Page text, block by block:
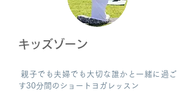
キッズゾーン
親子でも夫婦でも大切な誰かと一緒に過ご
す30分間のショートヨガレッスン